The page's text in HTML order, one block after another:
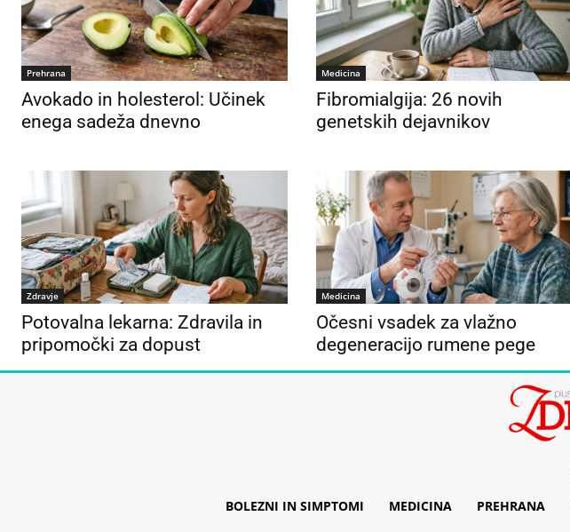
Prehrana
Avokado in holesterol: Učinek
enega sadeža dnevno
Medicina
Fibromialgija: 26 novih
genetskih dejavnikov
Zdravje
Potovalna lekarna: Zdravila in
pripomočki za dopust
Medicina
Očesni vsadek za vlažno
degeneracijo rumene pege
BOLEZNI IN SIMPTOMI MEDICINA PREHRANA